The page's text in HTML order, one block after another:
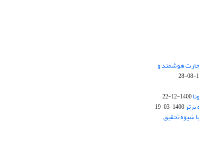
هوشمند و
1400-12-22
برتر1400-03-19
شیوه تحقیق